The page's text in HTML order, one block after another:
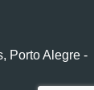
Porto Alegre -